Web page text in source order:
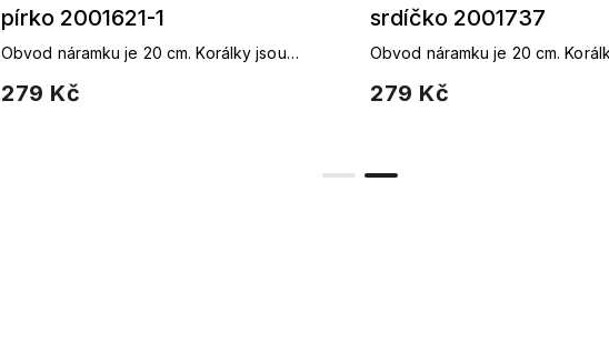
pírko 2001621-1
279 Kč
Obvod náramku je 20 cm. Korálky jsou
přizpůsobí velikosti Vašeho zápěstí).
srdíčko 2001737
279 Kč
Obvod náramku je 20 cm. Korálky jsou
přizpůsobí velikosti Vašeho